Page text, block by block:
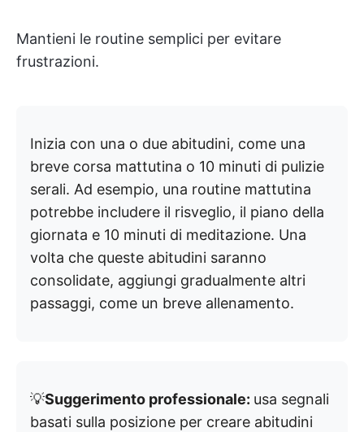
Mantieni le routine semplici per evitare
frustrazioni.
Inizia con una o due abitudini, come una
breve corsa mattutina o 10 minuti di pulizie
serali. Ad esempio, una routine mattutina
potrebbe includere il risveglio, il piano della
giornata e 10 minuti di meditazione. Una
volta che queste abitudini saranno
consolidate, aggiungi gradualmente altri
passaggi, come un breve allenamento.
💡Suggerimento professionale: usa segnali
basati sulla posizione per creare abitudini